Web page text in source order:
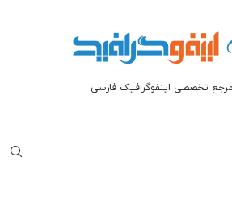
تخصصی اینفوگرافیک فارسی